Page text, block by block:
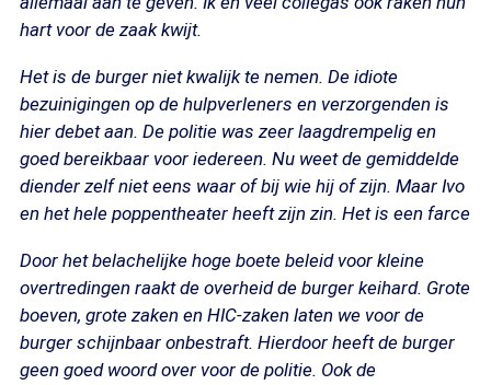
hart voor de zaak kwijt.
Het is de burger niet kwalijk te nemen. De idiote
bezuinigingen op de hulpverleners en verzorgenden is
hier debet aan. De politie was zeer laagdrempelig en
goed bereikbaar voor iedereen. Nu weet de gemiddelde
diender zelf niet eens waar of bij wie hij of zijn. Maar Ivo
en het hele poppentheater heeft zijn zin. Het is een farce
Door het belachelijke hoge boete beleid voor kleine
overtredingen raakt de overheid de burger keihard. Grote
boeven, grote zaken en HIC-zaken laten we voor de
burger schijnbaar onbestraft. Hierdoor heeft de burger
geen goed woord over voor de politie. Ook de